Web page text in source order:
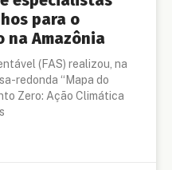
para o
na Amazônia
(FAS) realizou, na
redonda “Mapa do
Zero: Ação Climática